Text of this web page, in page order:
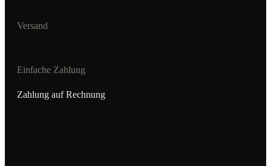
Versand
Einfache Zahlung
Zahlung auf Rechnung